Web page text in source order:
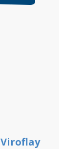
Viroflay